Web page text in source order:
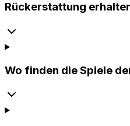
Rückerstattung
Wo finden die Spiele